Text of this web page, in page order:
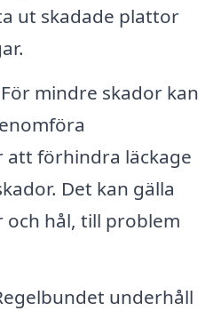
ut skadade plattor
För mindre skador kan
förhindra läckage
Det kan gälla
hål, till problem
underhåll